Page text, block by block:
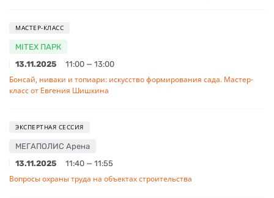
МАСТЕР-КЛАСС
MITEX ПАРК
13.11.2025
11:00 — 13:00
Бонсай, ниваки и топиари: искусство формирования сада. Мастер-
класс от Евгения Шишкина
ЭКСПЕРТНАЯ СЕССИЯ
МЕГАПОЛИС Арена
13.11.2025
11:40 — 11:55
Вопросы охраны труда на объектах строительства